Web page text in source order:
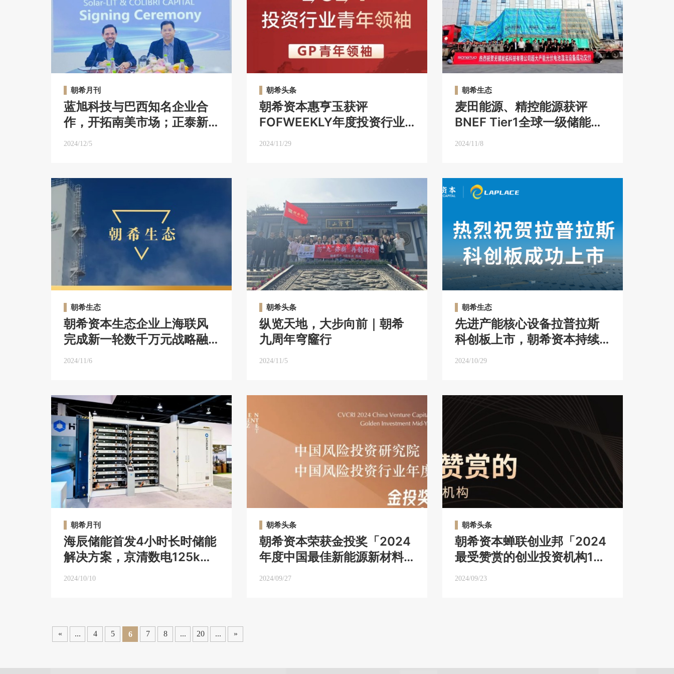
朝希月刊
蓝旭科技与巴西知名企业合
作，开拓南美市场；正泰新
能助力海外屋顶光伏项目、
Vol.17【2024年11月】
2024/12/5
朝希头条
朝希资本惠亨玉获评
FOFWEEKLY年度投资行业
GP青年领袖；朝希资本荣获
2024/11/29
朝希生态
麦田能源、精控能源获评
BNEF Tier1全球一级储能厂
商等｜朝希月刊
2024/11/8
朝希生态
朝希资本生态企业上海联风
完成新一轮数千万元战略融
资｜朝希生态
2024/11/6
朝希头条
纵览天地，大步向前｜朝希
九周年穹窿行
2024/11/5
朝希生态
先进产能核心设备拉普拉斯
科创板上市，朝希资本持续
布局新质生产力 ｜朝希IPO
2024/10/29
朝希月刊
海辰储能首发4小时长时储能
解决方案，京清数电125kW
液冷PCS获TÜV莱茵欧标认
2024/10/10
朝希头条
朝希资本荣获金投奖「2024
年度中国最佳新能源新材料
领域投资机构TOP30」｜朝
2024/09/27
朝希头条
朝希资本蝉联创业邦「2024
最受赞赏的创业投资机构100
强」，获评「能源科技领域
2024/09/23
« ... 4 5 6 7 8 ... 20 ... »